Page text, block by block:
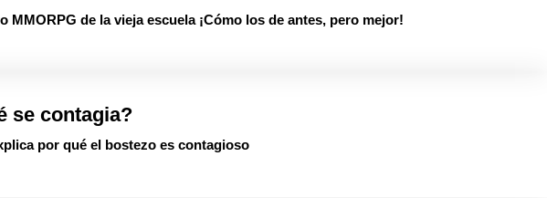
MMORPG de la vieja escuela ¡Cómo los de antes, pero mejor!
se contagia?
por qué el bostezo es contagioso